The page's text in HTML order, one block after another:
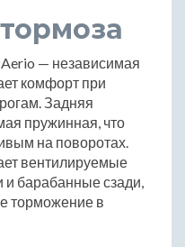
— независимая
комфорт при
Задняя
пружинная, что
на поворотах.
вентилируемые
и барабанные сзади,
торможение в